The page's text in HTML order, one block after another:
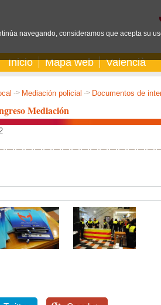
Inicio Mapa web Valencià
-> Mediación policial -> Documentos de
Mediación
navegando, consideramos que acepta su